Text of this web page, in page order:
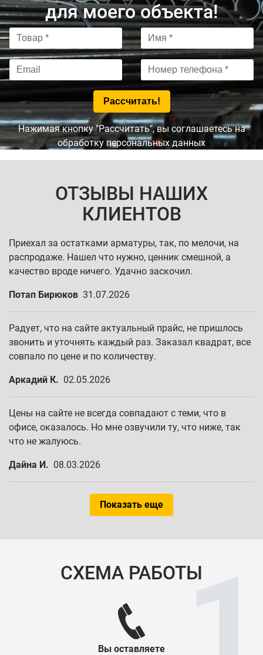
для моего объекта!
Нажимая кнопку "Рассчитать", вы соглашаетесь на
обработку персональных данных
ОТЗЫВЫ НАШИХ
КЛИЕНТОВ
Приехал за остатками арматуры, так, по мелочи, на
распродаже. Нашел что нужно, ценник смешной, а
качество вроде ничего. Удачно заскочил.
Потап Бирюков 31.07.2026
Радует, что на сайте актуальный прайс, не пришлось
звонить и уточнять каждый раз. Заказал квадрат, все
совпало по цене и по количеству.
Аркадий К. 02.05.2026
Цены на сайте не всегда совпадают с теми, что в
офисе, оказалось. Но мне озвучили ту, что ниже, так
что не жалуюсь.
Дайна И. 08.03.2026
Показать еще
СХЕМА РАБОТЫ
Вы оставляете